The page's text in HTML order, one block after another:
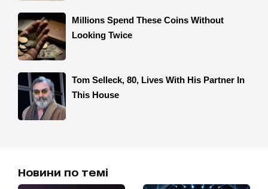
Новини по темі